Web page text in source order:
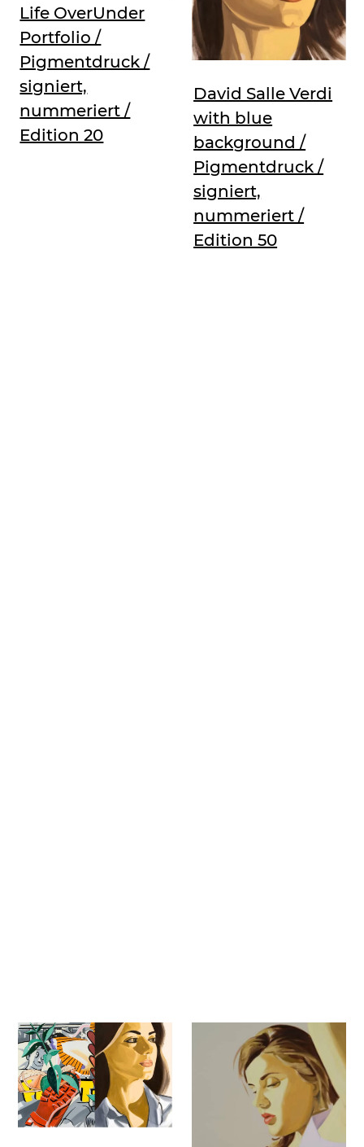
Life OverUnder
Portfolio /
Pigmentdruck /
signiert,
nummeriert /
Edition 20
David Salle Verdi
with blue
background /
Pigmentdruck /
signiert,
nummeriert /
Edition 50